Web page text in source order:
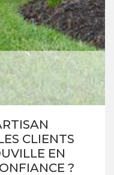
CLIENTS
EN
?